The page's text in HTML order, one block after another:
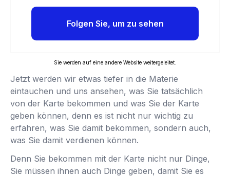
Folgen Sie, um zu sehen
Sie werden auf eine andere Website weitergeleitet.
Jetzt werden wir etwas tiefer in die Materie
eintauchen und uns ansehen, was Sie tatsächlich
von der Karte bekommen und was Sie der Karte
geben können, denn es ist nicht nur wichtig zu
erfahren, was Sie damit bekommen, sondern auch,
was Sie damit verdienen können.
Denn Sie bekommen mit der Karte nicht nur Dinge,
Sie müssen ihnen auch Dinge geben, damit Sie es